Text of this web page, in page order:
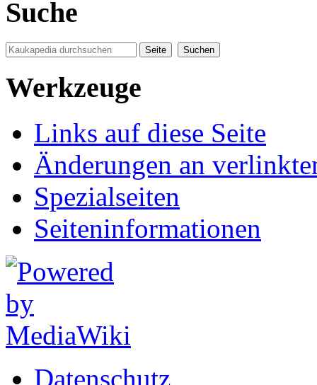
Suche
Werkzeuge
Links auf diese Seite
Änderungen an
Spezialseiten
Seiten­informationen
Datenschutz